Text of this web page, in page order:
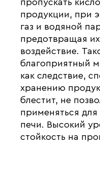
пропускать
продукции, при
газ и водяной
предотвращая
воздействие.
благоприятный
как следствие,
хранению
блестит, не
применяться
печи. Высокий
стойкость на